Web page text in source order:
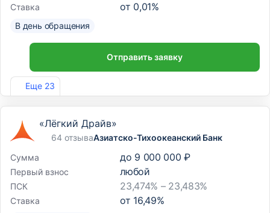
Еще 23
Ставка от 0,01%
В день обращения
Отправить заявку
Лиц. №963
«Лёгкий Драйв»
64 отзываАзиатско-Тихоокеанский Банк
Сумма
до 9 000 000 ₽
Первый взнос любой
ПСК 23,474% – 23,483%
Ставка от 16,49%